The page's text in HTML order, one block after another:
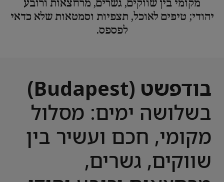
מקומי בין שווקים, גשרים, מרחצאות ורובע
יהודי; טיפים לאוכל, תצפיות וסמטאות שלא כדאי
לפספס.
בודפשט (Budapest)
בשלושה ימים: מסלול
מקומי, חכם ועשיר בין
שווקים, גשרים,